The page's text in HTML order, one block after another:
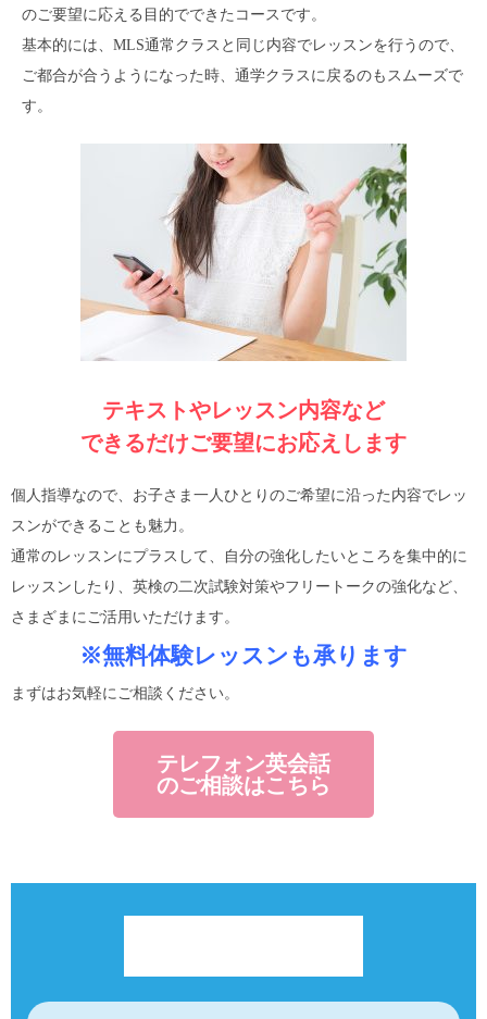
のご要望に応える目的でできたコースです。
基本的には、MLS通常クラスと同じ内容でレッスンを行うので、
ご都合が合うようになった時、通学クラスに戻るのもスムーズで
す。
テキストやレッスン内容など
できるだけご要望にお応えします
個人指導なので、お子さま一人ひとりのご希望に沿った内容でレッ
スンができることも魅力。
通常のレッスンにプラスして、自分の強化したいところを集中的に
レッスンしたり、英検の二次試験対策やフリートークの強化など、
さまざまにご活用いただけます。
※無料体験レッスンも承ります
まずはお気軽にご相談ください。
テレフォン英会話
のご相談はこちら